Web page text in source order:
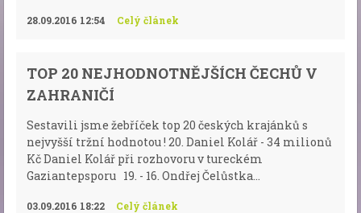
28.09.2016 12:54 Celý článek
TOP 20 NEJHODNOTNĚJŠÍCH ČECHŮ V
ZAHRANIČÍ
Sestavili jsme žebříček top 20 českých krajánků s
nejvyšší tržní hodnotou ! 20. Daniel Kolář - 34 milionů
Kč Daniel Kolář při rozhovoru v tureckém
Gaziantepsporu 19. - 16. Ondřej Čelůstka...
03.09.2016 18:22 Celý článek